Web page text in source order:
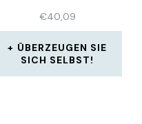
€40,09
ÜBERZEUGEN SIE
SICH SELBST!